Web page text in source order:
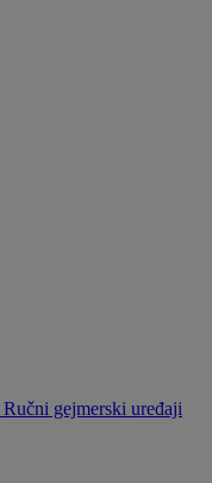
Ručni gejmerski uređaji